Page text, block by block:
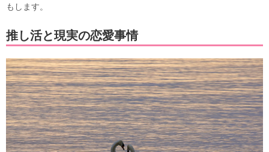
もします。
推し活と現実の恋愛事情